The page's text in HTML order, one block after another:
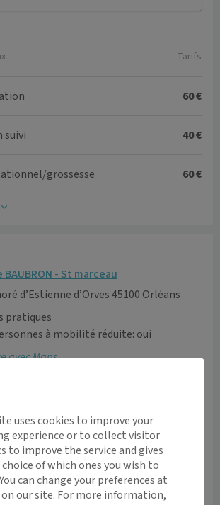
Tarifs
60 €
suivi 40 €
grossesse 60 €
- St marceau
d’Estienne d’Orves 45100 Orléans
pratiques
à mobilité réduite: oui
avec Maps
uses cookies to improve your
experience or to collect visitor
to improve the service and gives
of which ones you wish to
can change your preferences at
our site. For more information,